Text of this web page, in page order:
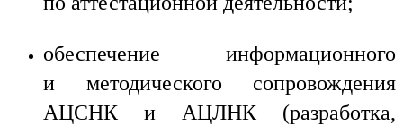
обеспечение информационного
и методического сопровождения
АЦСНК и АЦЛНК (разработка,